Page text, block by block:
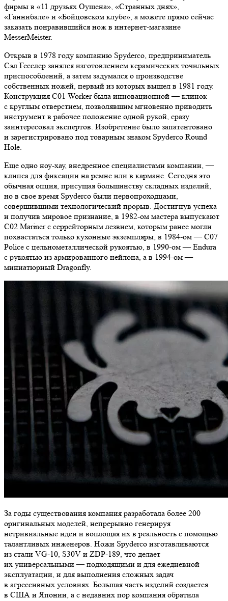
фирмы в «11 друзьях Оушена», «Странных днях»,
«Ганнибале» и «Бойцовском клубе», а можете прямо сейчас
заказать понравившийся нож в интернет-магазине
MesserMeister.
Открыв в 1978 году компанию Spyderco, предприниматель
Сэл Гесслер занялся изготовлением керамических точильных
приспособлений, а затем задумался о производстве
собственных ножей, первый из которых вышел в 1981 году.
Конструкция C01 Worker была инновационной — клинок
с круглым отверстием, позволявшим мгновенно приводить
инструмент в рабочее положение одной рукой, сразу
заинтересовал экспертов. Изобретение было запатентовано
и зарегистрировано под товарным знаком Spyderco Round
Hole.
Еще одно ноу-хау, внедренное специалистами компании, —
клипса для фиксации на ремне или в кармане. Сегодня это
обычная опция, присущая большинству складных изделий,
но в свое время Spyderco были первопроходцами,
совершившими технологический прорыв. Достигнув успеха
и получив мировое признание, в 1982-ом мастера выпускают
C02 Mariner с серрейторным лезвием, которым ранее могли
похвастаться только кухонные экземпляры, в 1984-ом — C07
Police с цельнометаллической рукоятью, в 1990-ом — Endura
с рукоятью из армированного нейлона, а в 1994-ом —
миниатюрный Dragonfly.
За годы существования компания разработала более 200
оригинальных моделей, непрерывно генерируя
нетривиальные идеи и воплощая их в реальность с помощью
талантливых инженеров. Ножи Spyderco изготавливаются
из стали VG-10, S30V и ZDP-189, что делает
их универсальными — подходящими и для ежедневной
эксплуатации, и для выполнения сложных задач
в агрессивных условиях. Большая часть изделий создается
в США и Японии, а с недавних пор компания обратила